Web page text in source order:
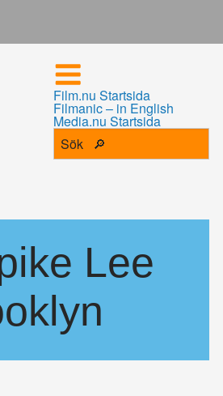
Film.nu Startsida
Filmanic – in English
Media.nu Startsida
Lee